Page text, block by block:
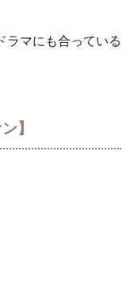
ラマにも合っている
】